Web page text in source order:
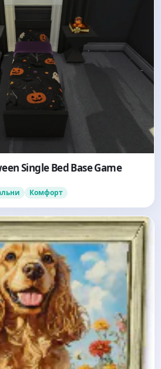
Single Bed Base Game
Комфорт